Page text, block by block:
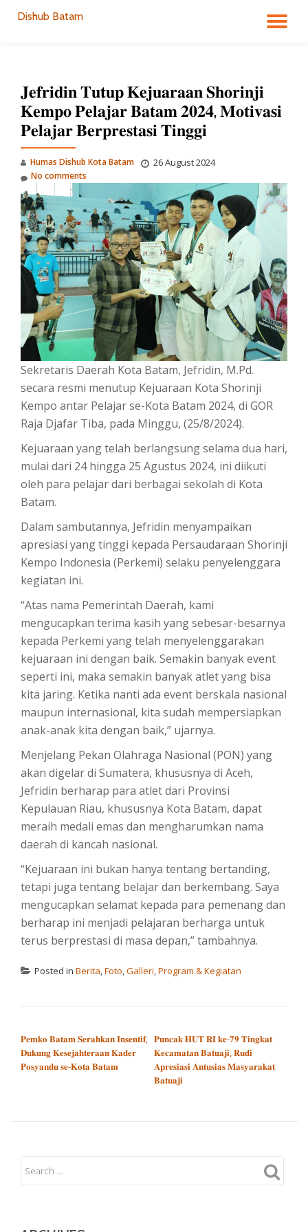
Dishub Batam
𝐉𝐞𝐟𝐫𝐢𝐝𝐢𝐧 𝐓𝐮𝐭𝐮𝐩 𝐊𝐞𝐣𝐮𝐚𝐫𝐚𝐚𝐧 𝐒𝐡𝐨𝐫𝐢𝐧𝐣𝐢
𝐊𝐞𝐦𝐩𝐨 𝐏𝐞𝐥𝐚𝐣𝐚𝐫 𝐁𝐚𝐭𝐚𝐦 𝟐𝟎𝟐𝟒, 𝐌𝐨𝐭𝐢𝐯𝐚𝐬𝐢
𝐏𝐞𝐥𝐚𝐣𝐚𝐫 𝐁𝐞𝐫𝐩𝐫𝐞𝐬𝐭𝐚𝐬𝐢 𝐓𝐢𝐧𝐠𝐠𝐢
Humas Dishub Kota Batam 26 August 2024
No comments
Sekretaris Daerah Kota Batam, Jefridin, M.Pd.
secara resmi menutup Kejuaraan Kota Shorinji
Kempo antar Pelajar se-Kota Batam 2024, di GOR
Raja Djafar Tiba, pada Minggu, (25/8/2024).
Kejuaraan yang telah berlangsung selama dua hari,
mulai dari 24 hingga 25 Agustus 2024, ini diikuti
oleh para pelajar dari berbagai sekolah di Kota
Batam.
Dalam sambutannya, Jefridin menyampaikan
apresiasi yang tinggi kepada Persaudaraan Shorinji
Kempo Indonesia (Perkemi) selaku penyelenggara
kegiatan ini.
“Atas nama Pemerintah Daerah, kami
mengucapkan terima kasih yang sebesar-besarnya
kepada Perkemi yang telah menyelenggarakan
kejuaraan ini dengan baik. Semakin banyak event
seperti ini, maka semakin banyak atlet yang bisa
kita jaring. Ketika nanti ada event berskala nasional
maupun internasional, kita sudah mempersiapkan
anak-anak kita dengan baik,” ujarnya.
Menjelang Pekan Olahraga Nasional (PON) yang
akan digelar di Sumatera, khususnya di Aceh,
Jefridin berharap para atlet dari Provinsi
Kepulauan Riau, khususnya Kota Batam, dapat
meraih medali emas dan mengharumkan nama
daerah di kancah nasional.
“Kejuaraan ini bukan hanya tentang bertanding,
tetapi juga tentang belajar dan berkembang. Saya
mengucapkan selamat kepada para pemenang dan
berharap ini menjadi pelajaran berharga untuk
terus berprestasi di masa depan,” tambahnya.
Posted in Berita,Foto,Galleri,Program & Kegiatan
𝐏𝐞𝐦𝐤𝐨 𝐁𝐚𝐭𝐚𝐦 𝐒𝐞𝐫𝐚𝐡𝐤𝐚𝐧 𝐈𝐧𝐬𝐞𝐧𝐭𝐢𝐟,
𝐃𝐮𝐤𝐮𝐧𝐠 𝐊𝐞𝐬𝐞𝐣𝐚𝐡𝐭𝐞𝐫𝐚𝐚𝐧 𝐊𝐚𝐝𝐞𝐫
𝐏𝐨𝐬𝐲𝐚𝐧𝐝𝐮 𝐬𝐞-𝐊𝐨𝐭𝐚 𝐁𝐚𝐭𝐚𝐦
𝐏𝐮𝐧𝐜𝐚𝐤 𝐇𝐔𝐓 𝐑𝐈 𝐤𝐞-𝟕𝟗 𝐓𝐢𝐧𝐠𝐤𝐚𝐭
𝐊𝐞𝐜𝐚𝐦𝐚𝐭𝐚𝐧 𝐁𝐚𝐭𝐮𝐚𝐣𝐢, 𝐑𝐮𝐝𝐢
𝐀𝐩𝐫𝐞𝐬𝐢𝐚𝐬𝐢 𝐀𝐧𝐭𝐮𝐬𝐢𝐚𝐬 𝐌𝐚𝐬𝐲𝐚𝐫𝐚𝐤𝐚𝐭
𝐁𝐚𝐭𝐮𝐚𝐣𝐢